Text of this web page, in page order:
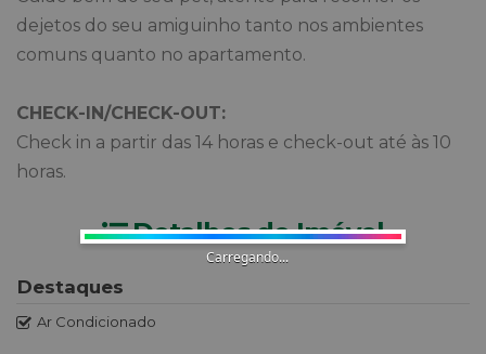
dejetos do seu amiguinho tanto nos ambientes
comuns quanto no apartamento.
CHECK-IN/CHECK-OUT:
Check in a partir das 14 horas e check-out até às 10
horas.
Detalhes do Imóvel
Destaques
Ar Condicionado
Carregando...